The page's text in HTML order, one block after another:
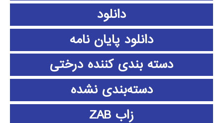
دانلود
دانلود پايان نامه
دسته بندی کننده درختی
دسته‌بندی نشده
زاب ZAB